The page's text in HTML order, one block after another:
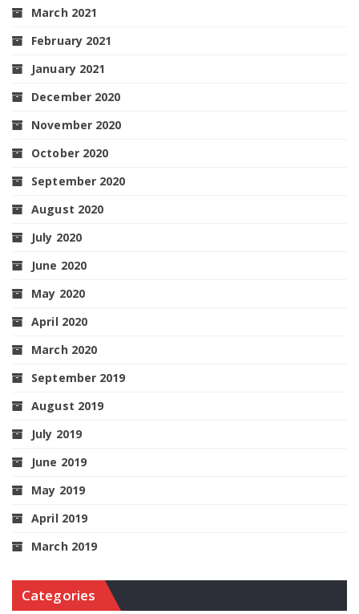
March 2021
February 2021
January 2021
December 2020
November 2020
October 2020
September 2020
August 2020
July 2020
June 2020
May 2020
April 2020
March 2020
September 2019
August 2019
July 2019
June 2019
May 2019
April 2019
March 2019
Categories